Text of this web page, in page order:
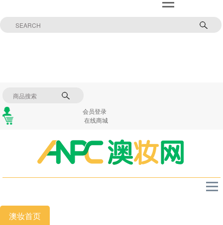
会员登录
在线商城
澳妆首页